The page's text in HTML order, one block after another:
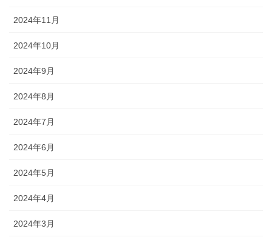
2024年11月
2024年10月
2024年9月
2024年8月
2024年7月
2024年6月
2024年5月
2024年4月
2024年3月